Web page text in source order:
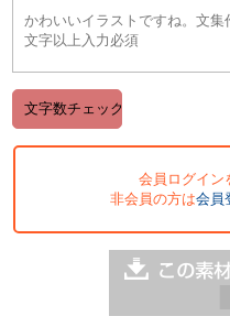
会員ログイン
非会員の方は会員